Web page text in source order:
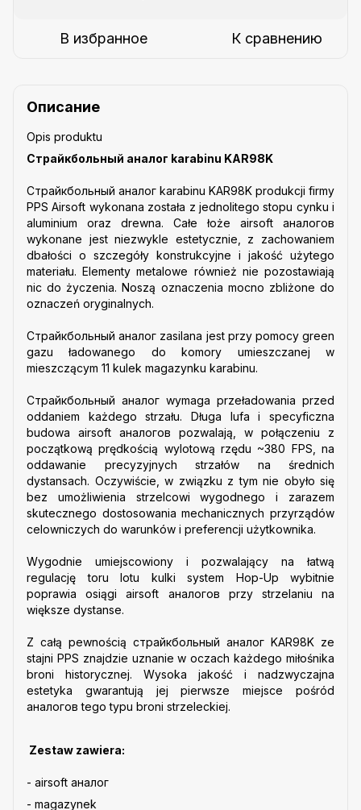
В избранное К сравнению
Описание
Opis produktu
Страйкбольный аналог karabinu KAR98K
Страйкбольный аналог karabinu KAR98K produkcji firmy
PPS Airsoft wykonana została z jednolitego stopu cynku i
aluminium oraz drewna. Całe łoże airsoft аналогов
wykonane jest niezwykle estetycznie, z zachowaniem
dbałości o szczegóły konstrukcyjne i jakość użytego
materiału. Elementy metalowe również nie pozostawiają
nic do życzenia. Noszą oznaczenia mocno zbliżone do
oznaczeń oryginalnych.
Страйкбольный аналог zasilana jest przy pomocy green
gazu ładowanego do komory umieszczanej w
mieszczącym 11 kulek magazynku karabinu.
Страйкбольный аналог wymaga przeładowania przed
oddaniem każdego strzału. Długa lufa i specyficzna
budowa airsoft аналогов pozwalają, w połączeniu z
początkową prędkością wylotową rzędu ~380 FPS, na
oddawanie precyzyjnych strzałów na średnich
dystansach. Oczywiście, w związku z tym nie obyło się
bez umożliwienia strzelcowi wygodnego i zarazem
skutecznego dostosowania mechanicznych przyrządów
celowniczych do warunków i preferencji użytkownika.
Wygodnie umiejscowiony i pozwalający na łatwą
regulację toru lotu kulki system Hop-Up wybitnie
poprawia osiągi airsoft аналогов przy strzelaniu na
większe dystanse.
Z całą pewnością cтрайкбольный аналог KAR98K ze
stajni PPS znajdzie uznanie w oczach każdego miłośnika
broni historycznej. Wysoka jakość i nadzwyczajna
estetyka gwarantują jej pierwsze miejsce pośród
аналогов tego typu broni strzeleckiej.
Zestaw zawiera:
- airsoft аналог
- magazynek